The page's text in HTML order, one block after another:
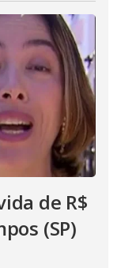
de R$
(SP)